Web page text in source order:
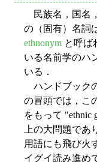
民族名，国名
の（固有）名詞
ethnonym と呼ば
いる名前学のハ
いる．
ハンドブック
の冒頭では，こ
をもって "ethnic
上の大問題であ
用語にも飛び火
イグイ読み進め